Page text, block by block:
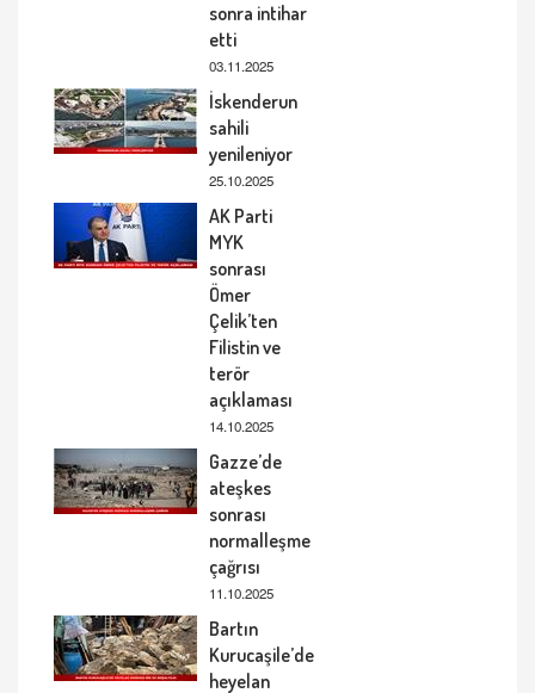
sonra intihar
etti
03.11.2025
İskenderun
sahili
yenileniyor
25.10.2025
AK Parti
MYK
sonrası
Ömer
Çelik’ten
Filistin ve
terör
açıklaması
14.10.2025
Gazze’de
ateşkes
sonrası
normalleşme
çağrısı
11.10.2025
Bartın
Kurucaşile’de
heyelan